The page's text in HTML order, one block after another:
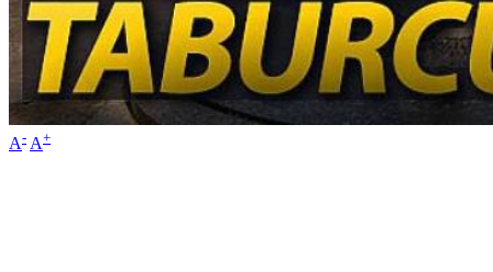
A- A+